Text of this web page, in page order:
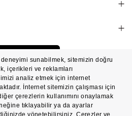
A.Ş. Franchise lisansı aracılığıyla işletilen ticari
Aydınlatma Metni